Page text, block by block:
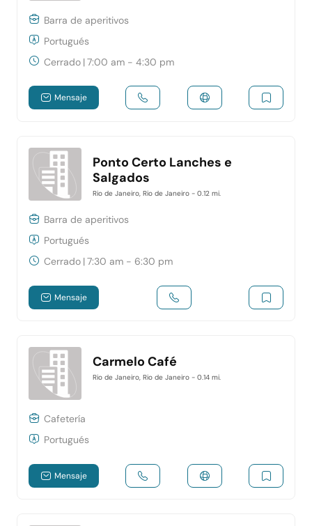
Barra de aperitivos
Portugués
Cerrado |7:00 am - 4:30 pm
Mensaje
Ponto Certo Lanches e
Salgados
Rio de Janeiro, Rio de Janeiro - 0.12 mi.
Barra de aperitivos
Portugués
Cerrado |7:30 am - 6:30 pm
Mensaje
Carmelo Café
Rio de Janeiro, Rio de Janeiro - 0.14 mi.
Cafetería
Portugués
Mensaje